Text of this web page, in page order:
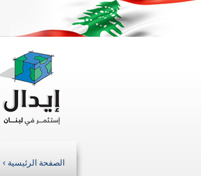
الصفحة الرئيسية ›